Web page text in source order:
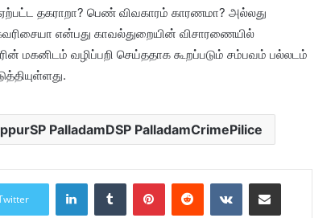
தகராறா? பெண் விவகாரம் காரணமா? அல்லது
என்பது காவல்துறையின் விசாரணையில்
மகனிடம் வழிப்பறி செய்ததாக கூறப்படும் சம்பவம் பல்லடம்
PalladamDSP PalladamCrimePilice
LinkedInTumblr PinterestReddit VKontakteShare via Email